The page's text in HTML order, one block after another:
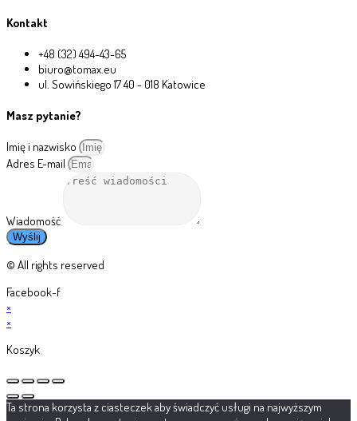
Kontakt
+48 (32) 494-43-65
biuro@tomax.eu
ul. Sowińskiego 17 40 - 018 Katowice
Masz pytanie?
Imię i nazwisko
Adres E-mail
Wiadomość
Wyślij
© All rights reserved
Facebook-f
×
×
Koszyk
Ta strona korzysta z ciasteczek aby świadczyć usługi na najwyższym